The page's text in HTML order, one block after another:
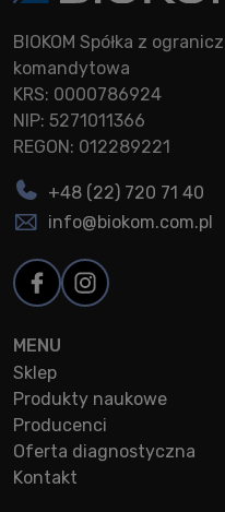
BIOKOM Spółka z
komandytowa
KRS: 0000786924
NIP: 5271011366
REGON: 012289221
+48 (22) 720 71 40
info@biokom.com.pl
MENU
Sklep
Produkty naukowe
Producenci
Oferta diagnostyczna
Kontakt